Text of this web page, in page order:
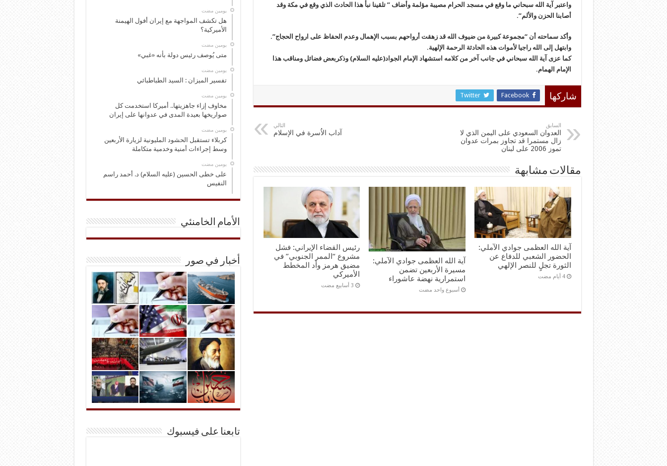
واعتبر آية الله سبحاني ما وقع في مسجد الحرام مصيبة مؤلمة وأضاف ” تلقينا نبأ هذا الحادث الذي وقع في مكة وقد
أصابنا الحزن والألم”.
وأكد سماحته أن “مجموعة كبيرة من ضيوف الله قد زهقت أرواحهم بسبب الإهمال وعدم الحفاظ على ارواح الحجاج”.
وابتهل إلى الله راجيا لأموات هذه الحادثة الرحمة الإلهية.
كما عزى آية الله سبحاني في جانب آخر من كلامه استشهاد الإمام الجواد(عليه السلام) وذكربعض فضائل ومناقب هذا
الإمام الهمام.
شاركها Facebook
Twitter
السابق
العدوان السعودي على اليمن الذي لا
زال مستمرا قد تجاوز بمرات عدوان
تموز 2006 على لبنان
التالي
آداب الاُسرة في الإسلام
مقالات مشابهة
آية الله العظمى جوادي الآملي:
الحضور الشعبي للدفاع عن
الثورة تجلٍ للنصر الإلهي
‏4 أيام مضت
آية الله العظمى جوادي الآملي:
مسيرة الأربعين تضمن
استمرارية نهضة عاشوراء
‏أسبوع واحد مضت
رئيس القضاء الإيراني: فشل
مشروع “الممر الجنوبي” في
مضيق هرمز وأد المخطط
الأميركي
‏يومين مضت
هل تكشف المواجهة مع إيران أفول الهيمنة
الأميركية؟
‏يومين مضت
متى يُوصف رئيس دولة بأنه «غبي»
‏يومين مضت
تفسير الميزان : السيد الطباطبائي
‏يومين مضت
مخاوف إزاء جاهزيتها.. أميركا استخدمت كل
صواريخها بعيدة المدى في عدوانها على إيران
‏يومين مضت
كربلاء تستقبل الحشود المليونية لزيارة الأربعين
وسط إجراءات أمنية وخدمية متكاملة
‏يومين مضت
على خطى الحسين (عليه السلام) د. أحمد راسم
النفيس
الأمام الخامنئي
أخبار في صور
تابعنا على فيسبوك